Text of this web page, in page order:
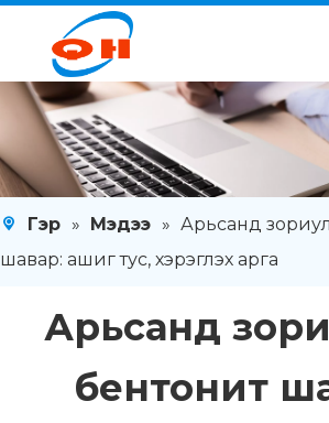
Гэр » Мэдээ » Арьсанд
шавар: ашиг тус, хэрэглэх арга
Арьсанд
бентонит